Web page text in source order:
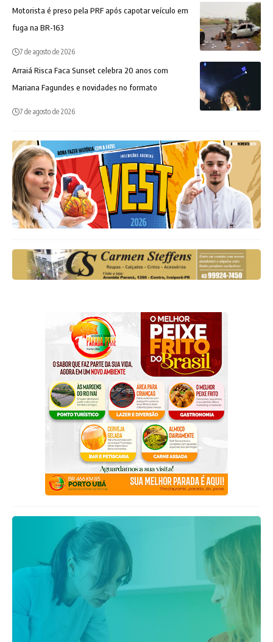
Motorista é preso pela PRF após capotar veículo em
fuga na BR-163
7 de agosto de 2026
Arraiá Risca Faca Sunset celebra 20 anos com
Mariana Fagundes e novidades no formato
7 de agosto de 2026